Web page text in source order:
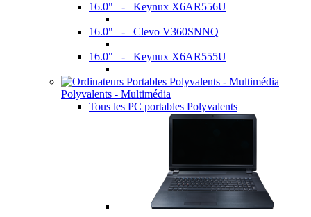
16.0" - Keynux X6AR556U
16.0" - Clevo V360SNNQ
16.0" - Keynux X6AR555U
Polyvalents - Multimédia
Tous les PC portables Polyvalents